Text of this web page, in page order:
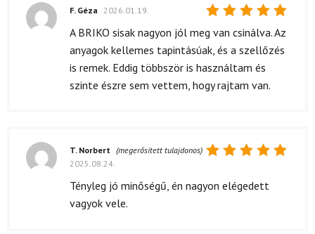
Értékelés:
5
F. Géza 2026.01.19.
A BRIKO sisak nagyon jól meg van csinálva. Az
anyagok kellemes tapintásúak, és a szellőzés
is remek. Eddig többször is használtam és
szinte észre sem vettem, hogy rajtam van.
5/ 5
T. Norbert (megerősített tulajdonos)
2025.08.24.
Tényleg jó minőségű, én nagyon elégedett
vagyok vele.